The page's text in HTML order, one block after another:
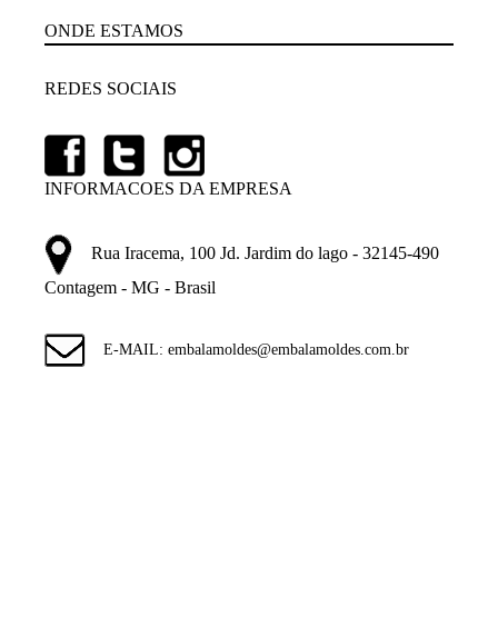
ONDE ESTAMOS
REDES SOCIAIS
INFORMACOES DA EMPRESA
Rua Iracema, 100 Jd. Jardim do lago - 32145-490
Contagem - MG - Brasil
E-MAIL: embalamoldes@embalamoldes.com.br